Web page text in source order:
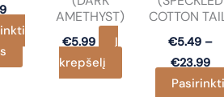
on
the
product
product
This
product
AMETHYST)
€5.99
Į
krepšelį
COTTON
€5.49 –
€23.99
Pasirinkti